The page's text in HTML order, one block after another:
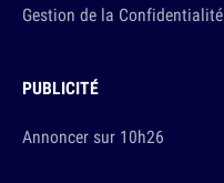
Gestion de la Confidentialité
PUBLICITÉ
Annoncer sur 10h26